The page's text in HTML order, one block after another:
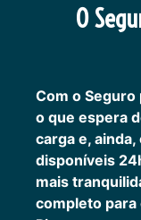
O
Com o
o que espera
carga e,
disponíveis
mais
completo para